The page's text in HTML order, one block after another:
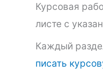
Курсовая
листе с
Каждый
писать